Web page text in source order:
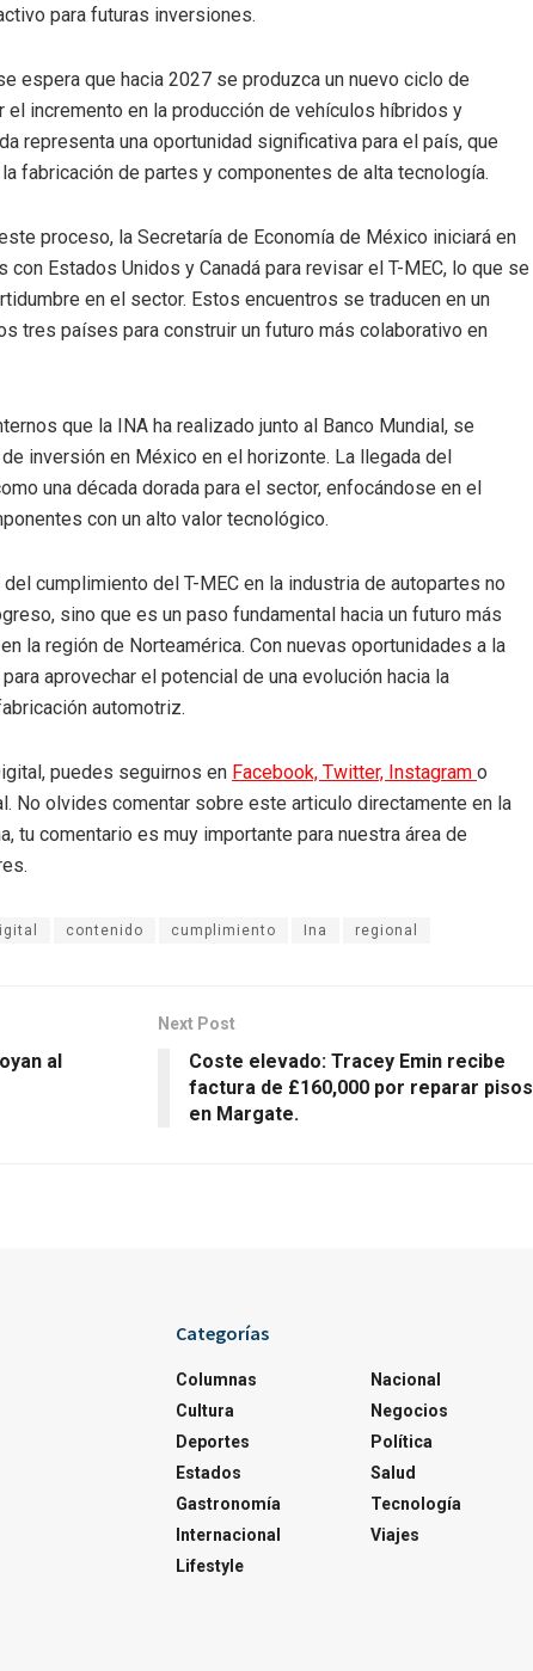
para futuras inversiones.
espera que hacia 2027 se produzca un nuevo ciclo de
el incremento en la producción de vehículos híbridos y
representa una oportunidad significativa para el país, que
fabricación de partes y componentes de alta tecnología.
proceso, la Secretaría de Economía de México iniciará en
Estados Unidos y Canadá para revisar el T-MEC, lo que se
en el sector. Estos encuentros se traducen en un
tres países para construir un futuro más colaborativo en
que la INA ha realizado junto al Banco Mundial, se
inversión en México en el horizonte. La llegada del
una década dorada para el sector, enfocándose en el
con un alto valor tecnológico.
cumplimiento del T-MEC en la industria de autopartes no
sino que es un paso fundamental hacia un futuro más
la región de Norteamérica. Con nuevas oportunidades a la
aprovechar el potencial de una evolución hacia la
automotriz.
puedes seguirnos en Facebook, Twitter, Instagram o
No olvides comentar sobre este articulo directamente en la
tu comentario es muy importante para nuestra área de
contenido cumplimiento Ina regional
al
Next Post
Coste elevado: Tracey Emin recibe
factura de £160,000 por reparar pisos
en Margate.
Categorías
Columnas
Cultura
Deportes
Estados
Gastronomía
Internacional
Lifestyle
Nacional
Negocios
Política
Salud
Tecnología
Viajes